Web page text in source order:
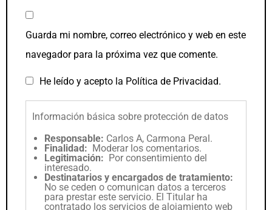
Guarda mi nombre, correo electrónico y web en este
navegador para la próxima vez que comente.
He leído y acepto la Política de Privacidad.
Información básica sobre protección de datos
Responsable: Carlos A, Carmona Peral.
Finalidad: Moderar los comentarios.
Legitimación: Por consentimiento del
interesado.
Destinatarios y encargados de tratamiento:
No se ceden o comunican datos a terceros
para prestar este servicio. El Titular ha
contratado los servicios de alojamiento web